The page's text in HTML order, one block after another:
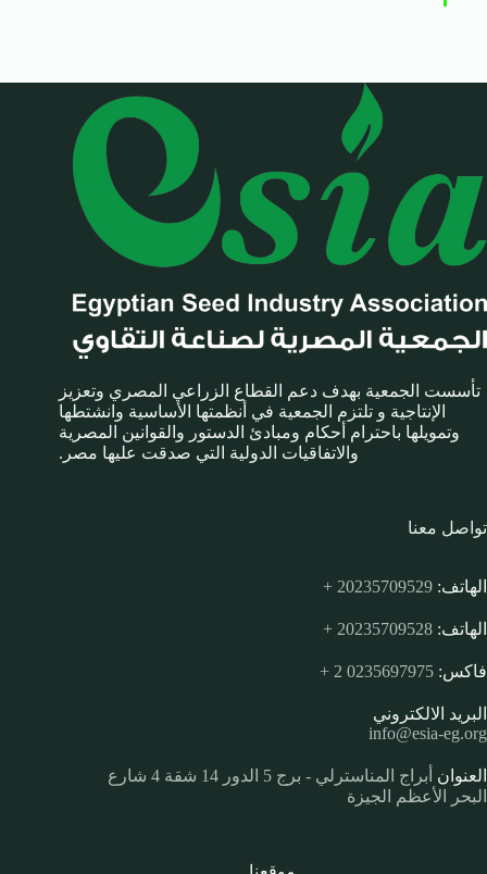
تأسست الجمعية بهدف دعم القطاع الزراعي المصري وتعزيز
الإنتاجية و تلتزم الجمعية في أنظمتها الأساسية وانشتطها
وتمويلها باحترام أحكام ومبادئ الدستور والقوانين المصرية
والاتفاقيات الدولية التي صدقت عليها مصر.
تواصل معنا
الهاتف: 20235709529 +
الهاتف: 20235709528 +
فاكس: 0235697975 2 +
البريد الالكتروني
info@esia-eg.org
العنوان
أبراج المناسترلي - برج 5 الدور 14 شقة 4 شارع
البحر الأعظم الجيزة